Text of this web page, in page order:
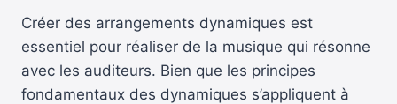
Créer des arrangements dynamiques est
essentiel pour réaliser de la musique qui résonne
avec les auditeurs. Bien que les principes
fondamentaux des dynamiques s’appliquent à